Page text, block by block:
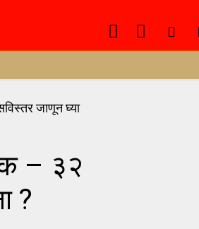
– ३२
?